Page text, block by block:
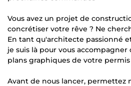
Vous avez un projet de
concrétiser votre rêve ? Ne
En tant qu'architecte passionné
je suis là pour vous accompagner
plans graphiques de votre
Avant de nous lancer, permettez